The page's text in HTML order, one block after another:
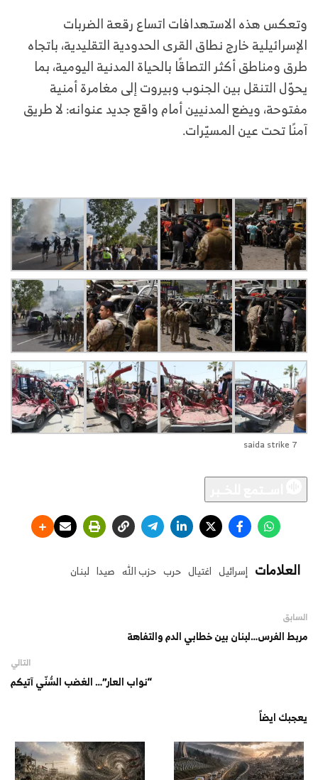
وتعكس هذه الاستهدافات اتساع رقعة الضربات
الإسرائيلية خارج نطاق القرى الحدودية التقليدية، باتجاه
طرق ومناطق أكثر التصاقًا بالحياة المدنية اليومية، بما
يحوّل التنقل بين الجنوب وبيروت إلى مغامرة أمنية
مفتوحة، ويضع المدنيين أمام واقع جديد عنوانه: لا طريق
آمنًا تحت عين المسيّرات.
saida strike 7
العلامات إسرائيل اغتيال حرب حزب الله صيدا لبنان
السابق
مربط الفرس…لبنان بين خطابي الدم والتفاهة
التالي
“نواب العار”… الغضب السُّنّي آتيكم
يعجبك ايضاً